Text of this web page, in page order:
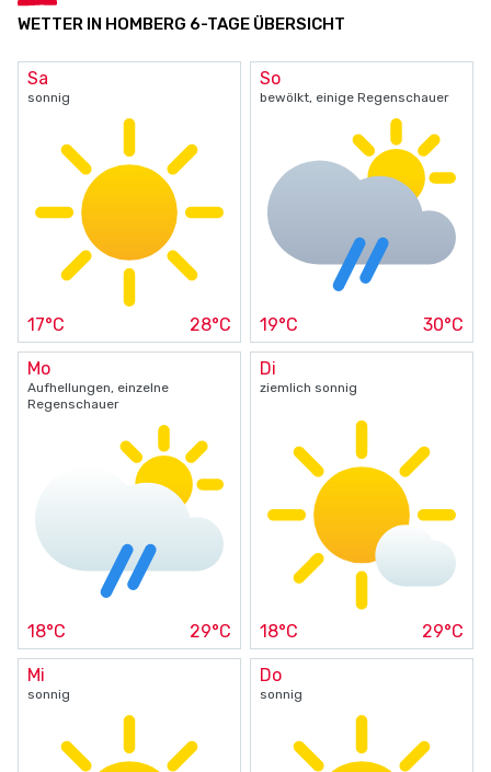
WETTER IN HOMBERG 6-TAGE ÜBERSICHT
Sa
sonnig
17°C 28°C
So
bewölkt, einige Regenschauer
19°C 30°C
Mo
Aufhellungen, einzelne
Regenschauer
18°C 29°C
Di
ziemlich sonnig
18°C 29°C
Mi
sonnig
Do
sonnig